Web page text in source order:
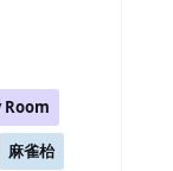
Room
麻雀枱